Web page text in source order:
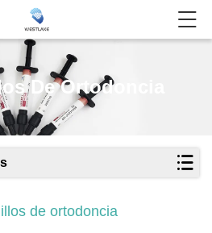
De Ortodoncia
de ortodoncia